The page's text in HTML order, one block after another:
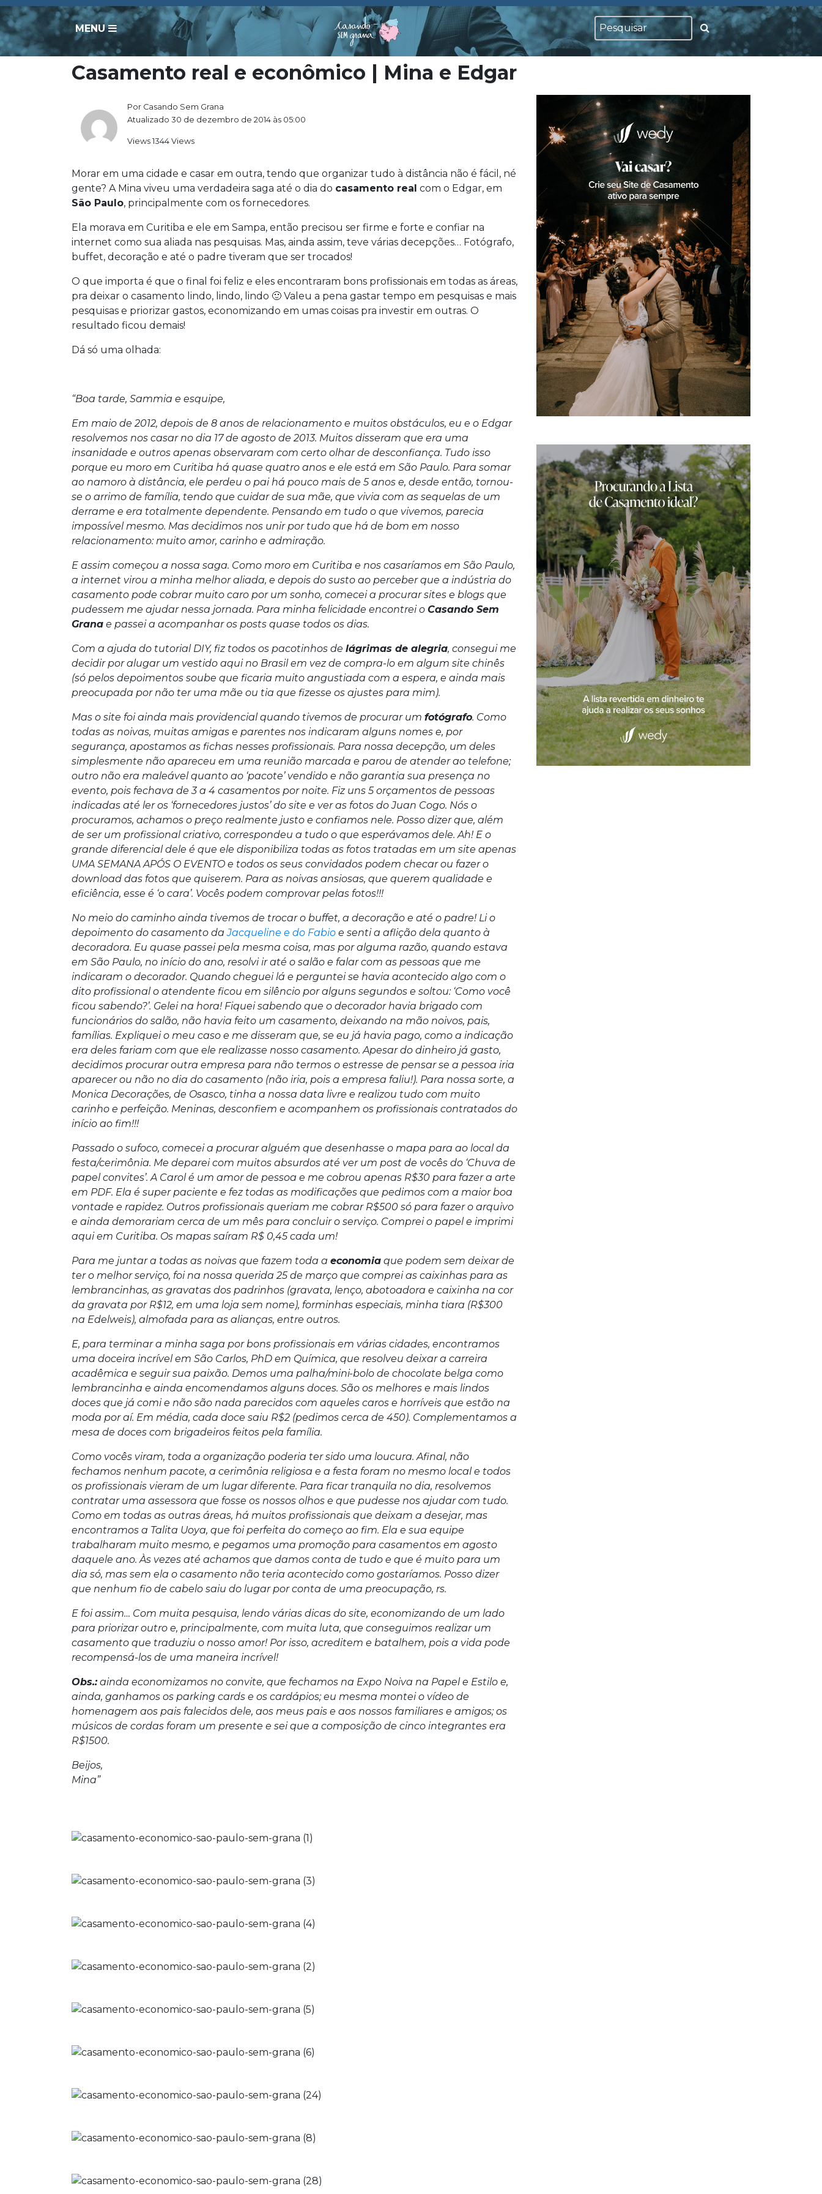
MENU
Casamento real e econômico | Mina e Edgar
Por Casando Sem Grana
Atualizado 30 de dezembro de 2014 às 05:00
Views 1344 Views
Morar em uma cidade e casar em outra, tendo que organizar tudo à distância não é fácil, né
gente? A Mina viveu uma verdadeira saga até o dia do casamento real com o Edgar, em
São Paulo, principalmente com os fornecedores.
Ela morava em Curitiba e ele em Sampa, então precisou ser firme e forte e confiar na
internet como sua aliada nas pesquisas. Mas, ainda assim, teve várias decepções… Fotógrafo,
buffet, decoração e até o padre tiveram que ser trocados!
O que importa é que o final foi feliz e eles encontraram bons profissionais em todas as áreas,
pra deixar o casamento lindo, lindo, lindo 🙂 Valeu a pena gastar tempo em pesquisas e mais
pesquisas e priorizar gastos, economizando em umas coisas pra investir em outras. O
resultado ficou demais!
Dá só uma olhada:
“Boa tarde, Sammia e esquipe,
Em maio de 2012, depois de 8 anos de relacionamento e muitos obstáculos, eu e o Edgar
resolvemos nos casar no dia 17 de agosto de 2013. Muitos disseram que era uma
insanidade e outros apenas observaram com certo olhar de desconfiança. Tudo isso
porque eu moro em Curitiba há quase quatro anos e ele está em São Paulo. Para somar
ao namoro à distância, ele perdeu o pai há pouco mais de 5 anos e, desde então, tornou-
se o arrimo de família, tendo que cuidar de sua mãe, que vivia com as sequelas de um
derrame e era totalmente dependente. Pensando em tudo o que vivemos, parecia
impossível mesmo. Mas decidimos nos unir por tudo que há de bom em nosso
relacionamento: muito amor, carinho e admiração.
E assim começou a nossa saga. Como moro em Curitiba e nos casaríamos em São Paulo,
a internet virou a minha melhor aliada, e depois do susto ao perceber que a indústria do
casamento pode cobrar muito caro por um sonho, comecei a procurar sites e blogs que
pudessem me ajudar nessa jornada. Para minha felicidade encontrei o Casando Sem
Grana e passei a acompanhar os posts quase todos os dias.
Com a ajuda do tutorial DIY, fiz todos os pacotinhos de lágrimas de alegria, consegui me
decidir por alugar um vestido aqui no Brasil em vez de compra-lo em algum site chinês
(só pelos depoimentos soube que ficaria muito angustiada com a espera, e ainda mais
preocupada por não ter uma mãe ou tia que fizesse os ajustes para mim).
Mas o site foi ainda mais providencial quando tivemos de procurar um fotógrafo. Como
todas as noivas, muitas amigas e parentes nos indicaram alguns nomes e, por
segurança, apostamos as fichas nesses profissionais. Para nossa decepção, um deles
simplesmente não apareceu em uma reunião marcada e parou de atender ao telefone;
outro não era maleável quanto ao ‘pacote’ vendido e não garantia sua presença no
evento, pois fechava de 3 a 4 casamentos por noite. Fiz uns 5 orçamentos de pessoas
indicadas até ler os ‘fornecedores justos’ do site e ver as fotos do Juan Cogo. Nós o
procuramos, achamos o preço realmente justo e confiamos nele. Posso dizer que, além
de ser um profissional criativo, correspondeu a tudo o que esperávamos dele. Ah! E o
grande diferencial dele é que ele disponibiliza todas as fotos tratadas em um site apenas
UMA SEMANA APÓS O EVENTO e todos os seus convidados podem checar ou fazer o
download das fotos que quiserem. Para as noivas ansiosas, que querem qualidade e
eficiência, esse é ‘o cara’. Vocês podem comprovar pelas fotos!!!
No meio do caminho ainda tivemos de trocar o buffet, a decoração e até o padre! Li o
depoimento do casamento daJacqueline e do Fabio e senti a aflição dela quanto à
decoradora. Eu quase passei pela mesma coisa, mas por alguma razão, quando estava
em São Paulo, no início do ano, resolvi ir até o salão e falar com as pessoas que me
indicaram o decorador. Quando cheguei lá e perguntei se havia acontecido algo com o
dito profissional o atendente ficou em silêncio por alguns segundos e soltou: ‘Como você
ficou sabendo?’. Gelei na hora! Fiquei sabendo que o decorador havia brigado com
funcionários do salão, não havia feito um casamento, deixando na mão noivos, pais,
famílias. Expliquei o meu caso e me disseram que, se eu já havia pago, como a indicação
era deles fariam com que ele realizasse nosso casamento. Apesar do dinheiro já gasto,
decidimos procurar outra empresa para não termos o estresse de pensar se a pessoa iria
aparecer ou não no dia do casamento (não iria, pois a empresa faliu!). Para nossa sorte, a
Monica Decorações, de Osasco, tinha a nossa data livre e realizou tudo com muito
carinho e perfeição. Meninas, desconfiem e acompanhem os profissionais contratados do
início ao fim!!!
Passado o sufoco, comecei a procurar alguém que desenhasse o mapa para ao local da
festa/cerimônia. Me deparei com muitos absurdos até ver um post de vocês do ‘Chuva de
papel convites’. A Carol é um amor de pessoa e me cobrou apenas R$30 para fazer a arte
em PDF. Ela é super paciente e fez todas as modificações que pedimos com a maior boa
vontade e rapidez. Outros profissionais queriam me cobrar R$500 só para fazer o arquivo
e ainda demorariam cerca de um mês para concluir o serviço. Comprei o papel e imprimi
aqui em Curitiba. Os mapas saíram R$ 0,45 cada um!
Para me juntar a todas as noivas que fazem toda a economia que podem sem deixar de
ter o melhor serviço, foi na nossa querida 25 de março que comprei as caixinhas para as
lembrancinhas, as gravatas dos padrinhos (gravata, lenço, abotoadora e caixinha na cor
da gravata por R$12, em uma loja sem nome), forminhas especiais, minha tiara (R$300
na Edelweis), almofada para as alianças, entre outros.
E, para terminar a minha saga por bons profissionais em várias cidades, encontramos
uma doceira incrível em São Carlos, PhD em Química, que resolveu deixar a carreira
acadêmica e seguir sua paixão. Demos uma palha/mini-bolo de chocolate belga como
lembrancinha e ainda encomendamos alguns doces. São os melhores e mais lindos
doces que já comi e não são nada parecidos com aqueles caros e horríveis que estão na
moda por aí. Em média, cada doce saiu R$2 (pedimos cerca de 450). Complementamos a
mesa de doces com brigadeiros feitos pela família.
Como vocês viram, toda a organização poderia ter sido uma loucura. Afinal, não
fechamos nenhum pacote, a cerimônia religiosa e a festa foram no mesmo local e todos
os profissionais vieram de um lugar diferente. Para ficar tranquila no dia, resolvemos
contratar uma assessora que fosse os nossos olhos e que pudesse nos ajudar com tudo.
Como em todas as outras áreas, há muitos profissionais que deixam a desejar, mas
encontramos a Talita Uoya, que foi perfeita do começo ao fim. Ela e sua equipe
trabalharam muito mesmo, e pegamos uma promoção para casamentos em agosto
daquele ano. Às vezes até achamos que damos conta de tudo e que é muito para um
dia só, mas sem ela o casamento não teria acontecido como gostaríamos. Posso dizer
que nenhum fio de cabelo saiu do lugar por conta de uma preocupação, rs.
E foi assim… Com muita pesquisa, lendo várias dicas do site, economizando de um lado
para priorizar outro e, principalmente, com muita luta, que conseguimos realizar um
casamento que traduziu o nosso amor! Por isso, acreditem e batalhem, pois a vida pode
recompensá-los de uma maneira incrível!
Obs.:ainda economizamos no convite, que fechamos na Expo Noiva na Papel e Estilo e,
ainda, ganhamos os parking cards e os cardápios; eu mesma montei o vídeo de
homenagem aos pais falecidos dele, aos meus pais e aos nossos familiares e amigos; os
músicos de cordas foram um presente e sei que a composição de cinco integrantes era
R$1500.
Beijos,
Mina”